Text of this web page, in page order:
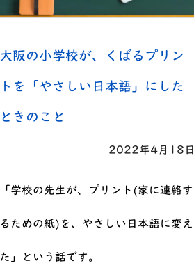
大阪の小学校が、くばるプリン
トを「やさしい日本語」にした
ときのこと
2022年4月18日
「学校の先生が、プリント(家に連絡す
るための紙)を、やさしい日本語に変え
た」という話です。